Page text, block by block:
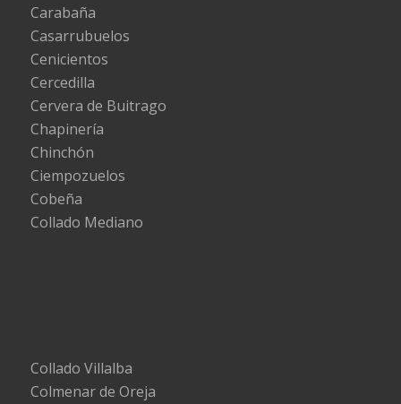
Carabaña
Casarrubuelos
Cenicientos
Cercedilla
Cervera de Buitrago
Chapinería
Chinchón
Ciempozuelos
Cobeña
Collado Mediano
Collado Villalba
Colmenar de Oreja